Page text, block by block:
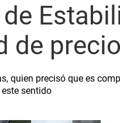
de
quien precisó que es
sentido